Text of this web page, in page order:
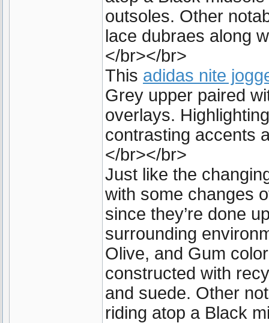
outsoles. Other
lace dubraes along
</br></br>
This adidas nite
Grey upper paired
overlays.
contrasting accents
</br></br>
Just like the
with some changes
since they’re done
surrounding
Olive, and Gum
constructed with
and suede. Other
riding atop a Black